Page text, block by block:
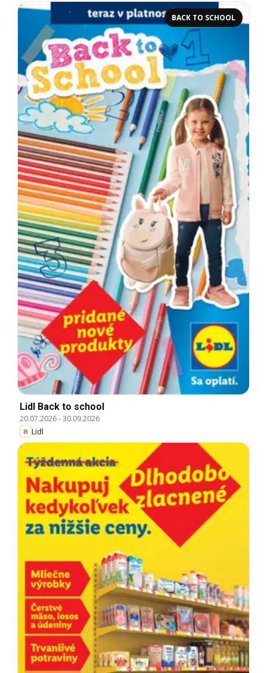
BACK TO SCHOOL
Lidl Back to school
20.07.2026-30.09.2026
Lidl